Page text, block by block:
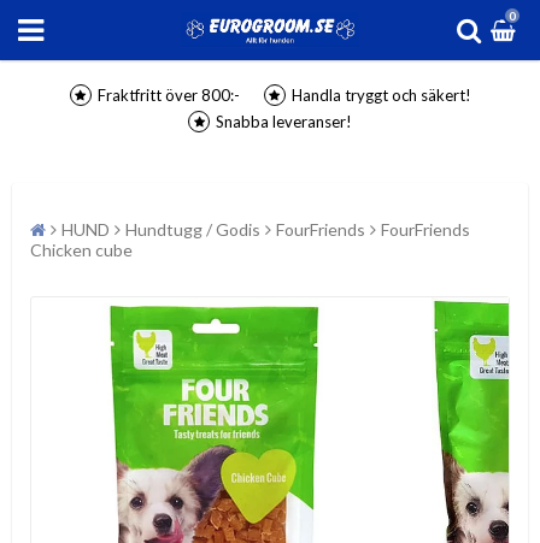
0
Fraktfritt över 800:-
Handla tryggt och säkert!
Snabba leveranser!
HUND Hundtugg / Godis FourFriends
FourFriends
Chicken cube